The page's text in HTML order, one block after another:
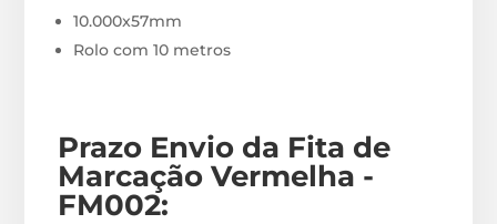
10.000x57mm
Rolo com 10 metros
Prazo Envio da Fita de
Marcação Vermelha -
FM002: